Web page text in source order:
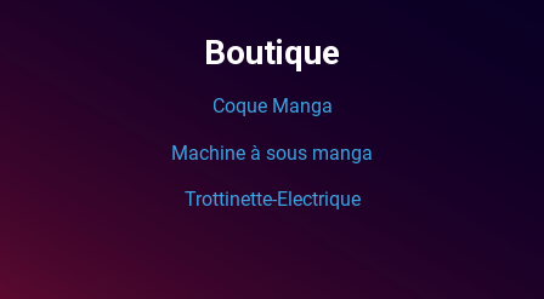
Boutique
Coque Manga
Machine à sous manga
Trottinette-Electrique